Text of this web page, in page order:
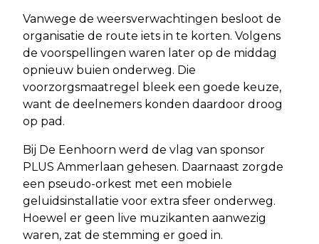
Vanwege de weersverwachtingen besloot de
organisatie de route iets in te korten. Volgens
de voorspellingen waren later op de middag
opnieuw buien onderweg. Die
voorzorgsmaatregel bleek een goede keuze,
want de deelnemers konden daardoor droog
op pad.
Bij De Eenhoorn werd de vlag van sponsor
PLUS Ammerlaan gehesen. Daarnaast zorgde
een pseudo-orkest met een mobiele
geluidsinstallatie voor extra sfeer onderweg.
Hoewel er geen live muzikanten aanwezig
waren, zat de stemming er goed in.